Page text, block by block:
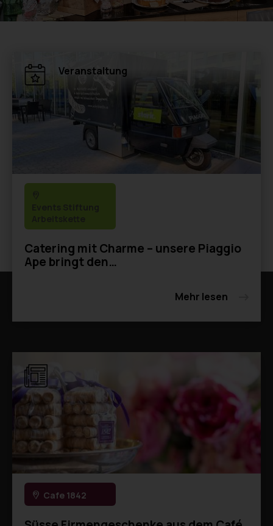
Veranstaltung
Catering mit Charme – unsere Piaggio
Ape bringt den…
Mehr lesen
Cafe 1842